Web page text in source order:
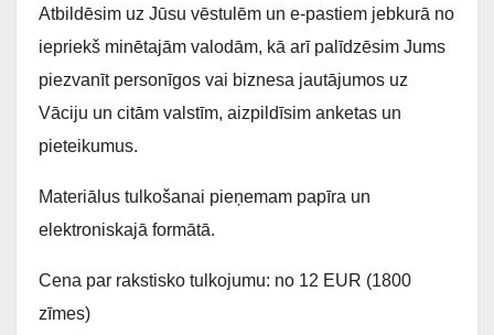
Atbildēsim uz Jūsu vēstulēm un e-pastiem jebkurā no
iepriekš minētajām valodām, kā arī palīdzēsim Jums
piezvanīt personīgos vai biznesa jautājumos uz
Vāciju un citām valstīm, aizpildīsim anketas un
pieteikumus.
Materiālus tulkošanai pieņemam papīra un
elektroniskajā formātā.
Cena par rakstisko tulkojumu: no 12 EUR (1800
zīmes)